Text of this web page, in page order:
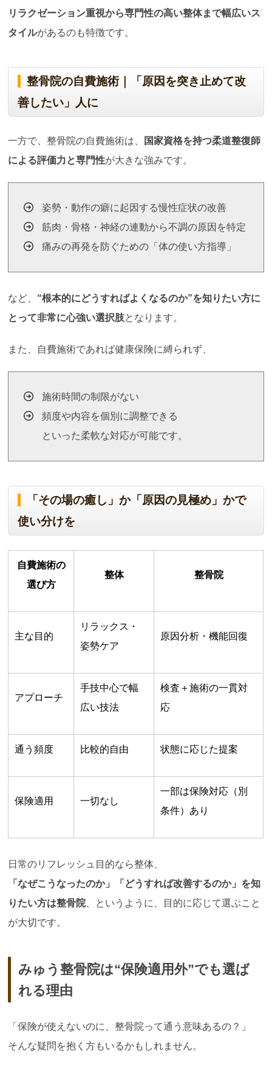
リラクゼーション重視から専門性の高い整体まで幅広いス
タイルがあるのも特徴です。
整骨院の自費施術｜「原因を突き止めて改
善したい」人に
一方で、整骨院の自費施術は、
国家資格を持つ柔道整復師
による評価力と専門性が大きな強みです。
姿勢・動作の癖に起因する慢性症状の改善
筋肉・骨格・神経の連動から不調の原因を特定
痛みの再発を防ぐための「体の使い方指導」
など、 “根本的にどうすればよくなるのか”を知りたい方に
とって非常に心強い選択肢となります。
また、自費施術であれば健康保険に縛られず、
施術時間の制限がない
頻度や内容を個別に調整できる
といった柔軟な対応が可能です。
「その場の癒し」か「原因の見極め」かで
使い分けを
自費施術の
選び方
整体 整骨院
主な目的
リラックス・
姿勢ケア
原因分析・機能回復
アプローチ
手技中心で幅
広い技法
検査＋施術の一貫対
応
通う頻度 比較的自由 状態に応じた提案
保険適用 一切なし
一部は保険対応（別
条件）あり
日常のリフレッシュ目的なら整体、
「なぜこうなったのか」「どうすれば改善するのか」を知
りたい方は整骨院、というように、目的に応じて選ぶこと
が大切です。
みゅう整骨院は“保険適用外”でも選ば
れる理由
「保険が使えないのに、整骨院って通う意味あるの？」
そんな疑問を抱く方もいるかもしれません。